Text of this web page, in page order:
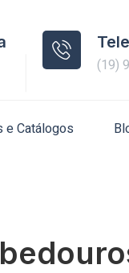
(19)
e Catálogos